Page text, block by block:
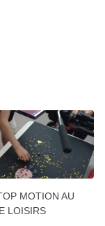
MOTION AU
LOISIRS